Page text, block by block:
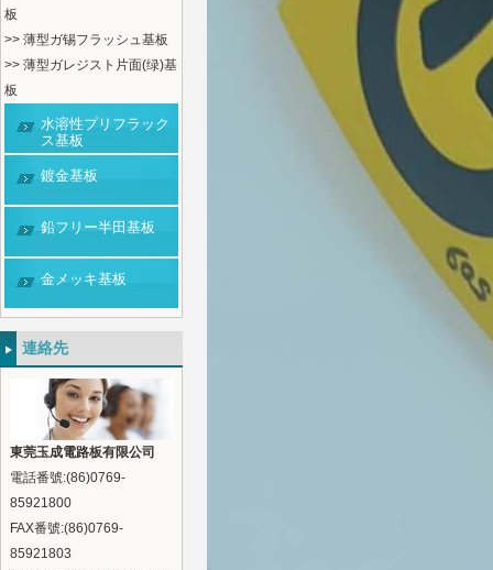
板
>> 薄型ガ锡フラッシュ基板
>> 薄型ガレジスト片面(绿)基
板
水溶性プリフラック
ス基板
鍍金基板
鉛フリー半田基板
金メッキ基板
連絡先
東莞玉成電路板有限公司
電話番號:(86)0769-
85921800
FAX番號:(86)0769-
85921803